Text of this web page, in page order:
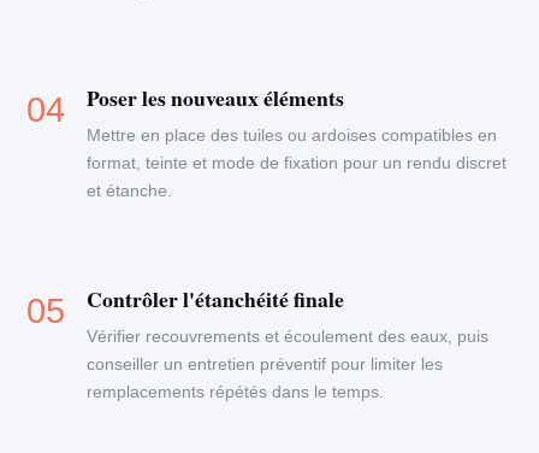
Poser les nouveaux éléments
Mettre en place des tuiles ou ardoises compatibles en
format, teinte et mode de fixation pour un rendu discret
et étanche.
Contrôler l'étanchéité finale
Vérifier recouvrements et écoulement des eaux, puis
conseiller un entretien préventif pour limiter les
remplacements répétés dans le temps.